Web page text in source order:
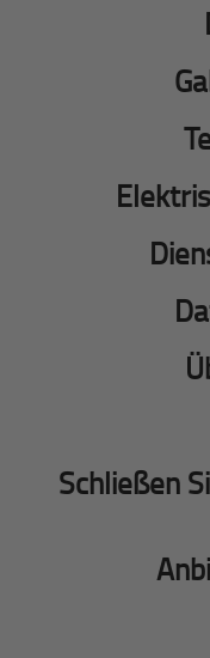
Schließen